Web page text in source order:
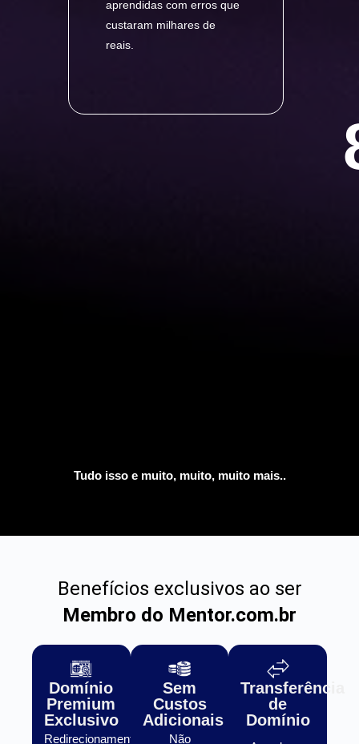
aprendidas com erros que
custaram milhares de
reais.
Tudo isso e muito, muito, muito mais..
Benefícios exclusivos ao ser
Membro do Mentor.com.br
Domínio
Premium
Exclusivo
Redirecionamento
Sem
Custos
Adicionais
Não
Transferência
de
Domínio